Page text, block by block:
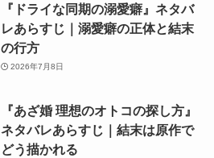
『ドライな同期の溺愛癖』ネタバ
レあらすじ｜溺愛癖の正体と結末
の行方
2026年7月8日
『あざ婚 理想のオトコの探し方』
ネタバレあらすじ｜結末は原作で
どう描かれる